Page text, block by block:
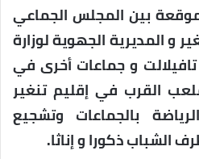
بين المجلس الجماعي
و المديرية الجهوية لوزارة
تافيلالت و جماعات أخرى في
تنغير لبناء 30 ملعب القرب في إقليم تنغير
بالجماعات وتشجيع
ذكورا و إناثا.